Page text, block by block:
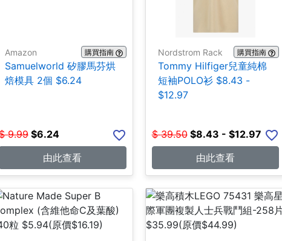
Amazon 購買指南
Samuelworld 矽膠馬芬烘
焙模具 2個 $6.24
9.99 $6.24
由此查看
Nordstrom Rack 購買指南
Tommy Hilfiger兒童純棉
短袖POLO衫 $8.43 -
$12.97
$ 39.50 $8.43 - $12.97
由此查看